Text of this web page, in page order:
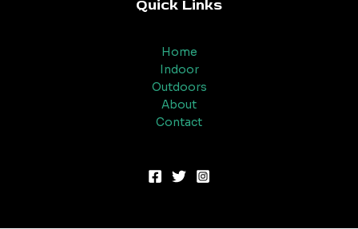
Quick Links
Home
Indoor
Outdoors
About
Contact